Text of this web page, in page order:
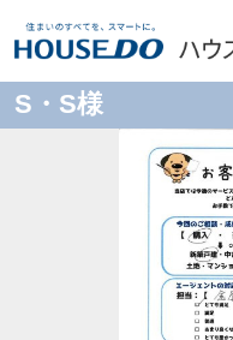
S・S様